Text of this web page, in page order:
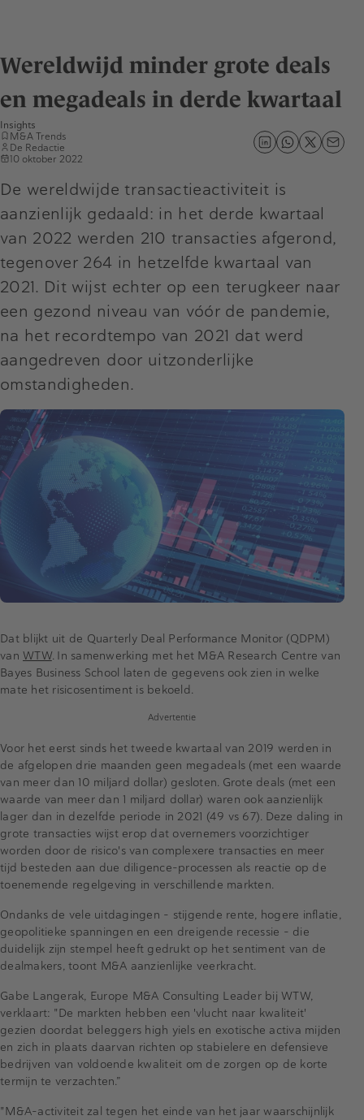
Wereldwijd minder grote deals
en megadeals in derde kwartaal
Insights
M&A Trends
De Redactie
10 oktober 2022
De wereldwijde transactieactiviteit is
aanzienlijk gedaald: in het derde kwartaal
van 2022 werden 210 transacties afgerond,
tegenover 264 in hetzelfde kwartaal van
2021. Dit wijst echter op een terugkeer naar
een gezond niveau van vóór de pandemie,
na het recordtempo van 2021 dat werd
aangedreven door uitzonderlijke
omstandigheden.
Dat blijkt uit de Quarterly Deal Performance Monitor (QDPM)
van WTW. In samenwerking met het M&A Research Centre van
Bayes Business School laten de gegevens ook zien in welke
mate het risicosentiment is bekoeld.
Advertentie
Voor het eerst sinds het tweede kwartaal van 2019 werden in
de afgelopen drie maanden geen megadeals (met een waarde
van meer dan 10 miljard dollar) gesloten. Grote deals (met een
waarde van meer dan 1 miljard dollar) waren ook aanzienlijk
lager dan in dezelfde periode in 2021 (49 vs 67). Deze daling in
grote transacties wijst erop dat overnemers voorzichtiger
worden door de risico's van complexere transacties en meer
tijd besteden aan due diligence-processen als reactie op de
toenemende regelgeving in verschillende markten.
Ondanks de vele uitdagingen - stijgende rente, hogere inflatie,
geopolitieke spanningen en een dreigende recessie - die
duidelijk zijn stempel heeft gedrukt op het sentiment van de
dealmakers, toont M&A aanzienlijke veerkracht.
Gabe Langerak, Europe M&A Consulting Leader bij WTW,
verklaart: "De markten hebben een 'vlucht naar kwaliteit'
gezien doordat beleggers high yiels en exotische activa mijden
en zich in plaats daarvan richten op stabielere en defensieve
bedrijven van voldoende kwaliteit om de zorgen op de korte
termijn te verzachten.”
"M&A-activiteit zal tegen het einde van het jaar waarschijnlijk